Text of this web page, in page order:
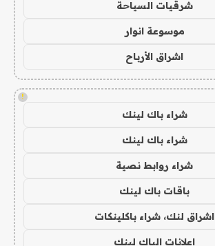
شرقيات السياحة
موسوعة انوار
اشراق الأرباح
!
شراء باك لينك
شراء باك لينك
شراء روابط نصية
باقات باك لينك
اشراق لنك، شراء باكلينكات
اعلانات الباك لينك